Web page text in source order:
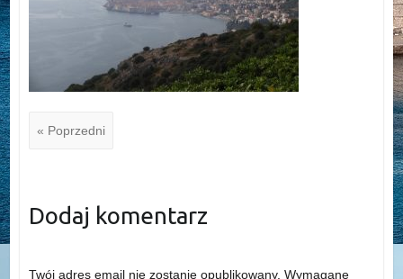
« Poprzedni
Dodaj komentarz
Twój adres email nie zostanie opublikowany. Wymagane